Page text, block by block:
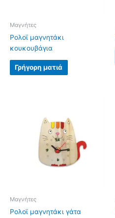
Μαγνήτες
Ρολοϊ μαγνητάκι
κουκουβάγια
Γρήγορη ματιά
Μαγνήτες
Ρολοϊ μαγνητάκι γάτα